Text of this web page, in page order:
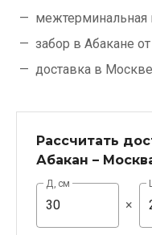
межтерминальная
забор в Абакане от
доставка в
Рассчитать
Абакан –
Д, см
×